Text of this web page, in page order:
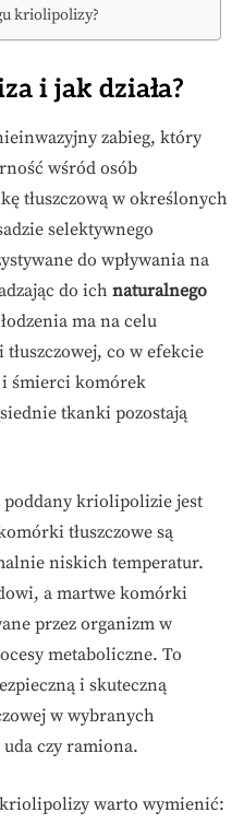
kriolipolizy?
i jak działa?
zabieg, który
wśród osób
tłuszczową w określonych
selektywnego
do wpływania na
do ich naturalnego
ma na celu
co w efekcie
i śmierci komórek
tkanki pozostają
poddany kriolipolizie jest
tłuszczowe są
niskich temperatur.
a martwe komórki
przez organizm w
metaboliczne. To
i skuteczną
w wybranych
czy ramiona.
warto wymienić: